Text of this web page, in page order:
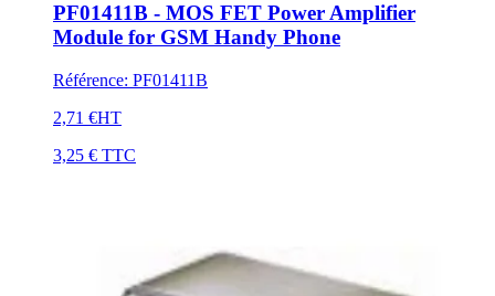
PF01411B - MOS FET Power Amplifier
Module for GSM Handy Phone
Référence: PF01411B
2,71 €HT
3,25 € TTC